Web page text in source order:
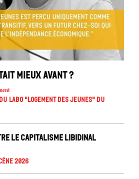
mieux avant ?
Labo "Logement des jeunes" du
le capitalisme libidinal
2026